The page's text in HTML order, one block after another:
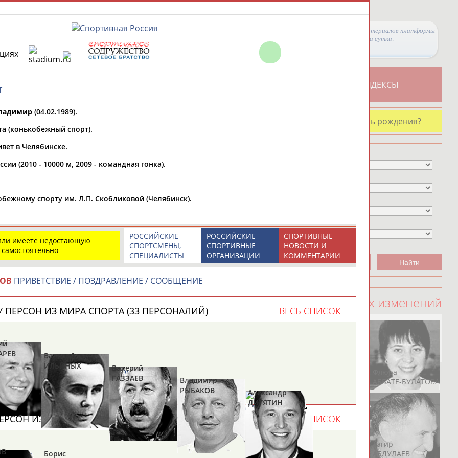
Просмотры материалов платформы
за сутки:
СВОДНЫЕ ИНДЕКСЫ
У кого сегодня день рождения?
проживания
рождения
Чемпион
100 последних изменений
Юлия
АБАЛАКИНА
Дмитрий
АБАРЕНОВ
Тамилла
АБАСОВА
АБАЧАРАЕВ
Флюра
АББАТЕ-БУЛАТОВА
АБДРАХМАНОВ
Андрей
АБДУВАЛИЕВ
Герман
АБДУЛАЕВ
АБДУЛАЕВ
Тагир
АБДУЛАЕВ
(04.02.1989).
(конькобежный спорт).
в Челябинске.
(2010 - 10000 м, 2009 - командная гонка).
спорту им. Л.П. Скобликовой (Челябинск).
имеете недостающую
СПОРТИВНЫЕ
НОВОСТИ И
КОММЕНТАРИИ
РОССИЙСКИЕ
СПОРТИВНЫЕ
ОРГАНИЗАЦИИ
РОССИЙСКИЕ
СПОРТСМЕНЫ,
СПЕЦИАЛИСТЫ
ПРИВЕТСТВИЕ / ПОЗДРАВЛЕНИЕ / СООБЩЕНИЕ
ПЕРСОН ИЗ МИРА СПОРТА (33 ПЕРСОНАЛИЙ) ВЕСЬ СПИСОК
Валерий
ИЛЬИНЫХ
Валерий
ГАЗЗАЕВ
Владимир
РЫБАКОВ
Александр
ДИТЯТИН
ИЗ МИРА СПОРТА (6 ПЕРСОНАЛИЙ) ВЕСЬ СПИСОК
Борис